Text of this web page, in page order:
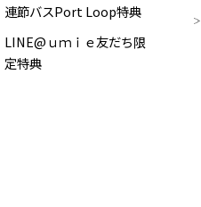
連節バスPort Loop特典
LINE@ｕｍｉｅ友だち限
定特典